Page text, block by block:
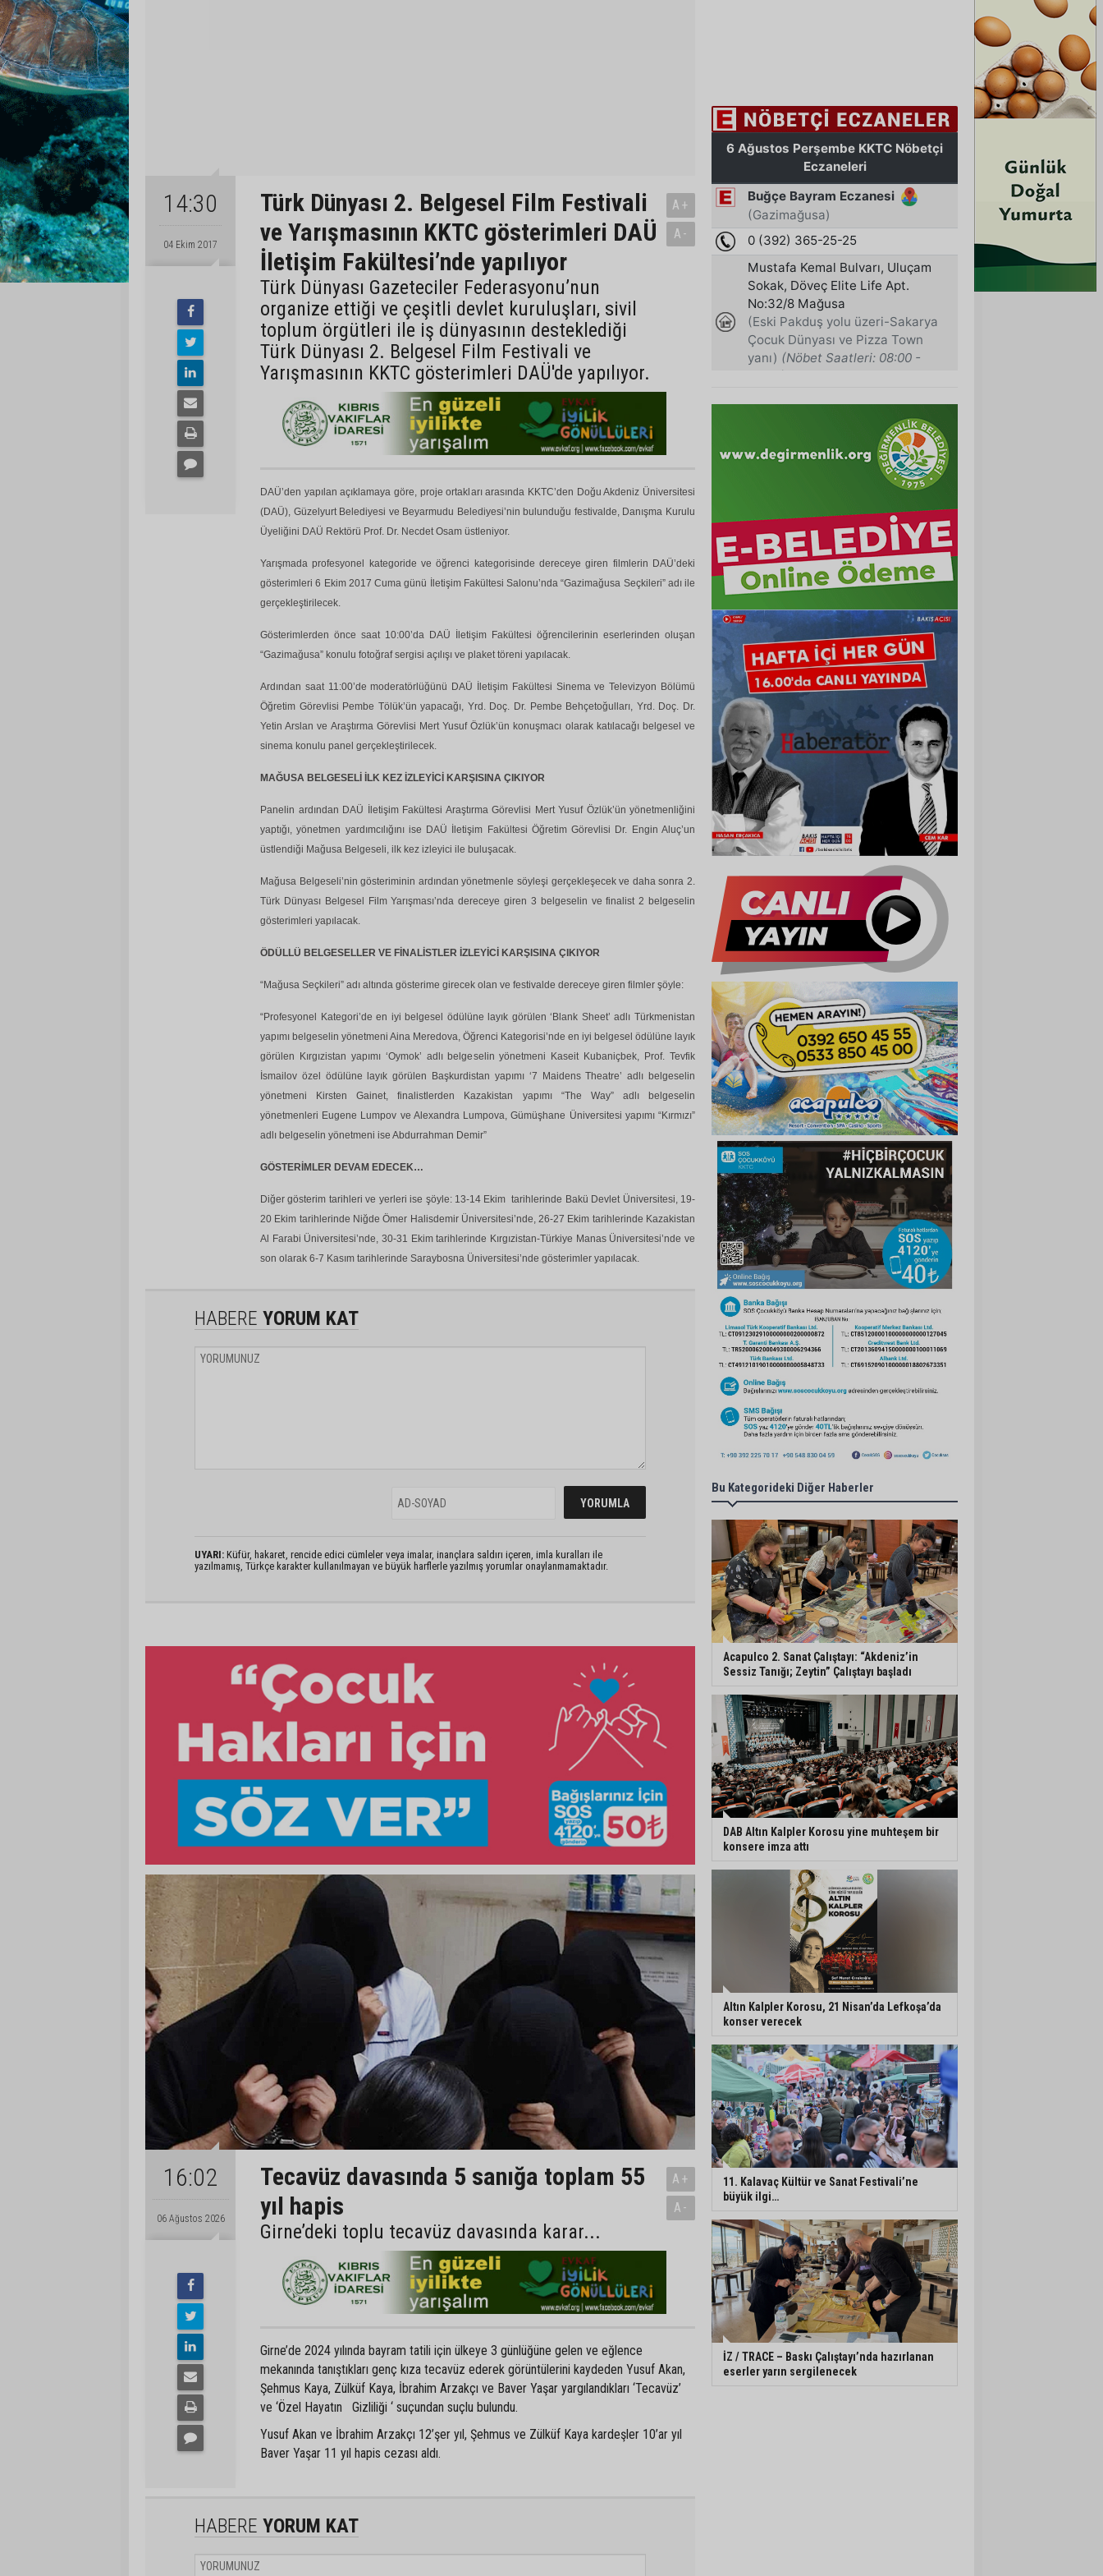
14:30
04 Ekim 2017
Türk Dünyası 2. Belgesel Film Festivali
ve Yarışmasının KKTC gösterimleri DAÜ
İletişim Fakültesi’nde yapılıyor
Türk Dünyası Gazeteciler Federasyonu’nun
organize ettiği ve çeşitli devlet kuruluşları, sivil
toplum örgütleri ile iş dünyasının desteklediği
Türk Dünyası 2. Belgesel Film Festivali ve
Yarışmasının KKTC gösterimleri DAÜ'de yapılıyor.
A+
A-
DAÜ’den yapılan açıklamaya göre, proje ortakları arasında KKTC’den Doğu Akdeniz Üniversitesi
(DAÜ), Güzelyurt Belediyesi ve Beyarmudu Belediyesi’nin bulunduğu festivalde, Danışma Kurulu
Üyeliğini DAÜ Rektörü Prof. Dr. Necdet Osam üstleniyor.
Yarışmada profesyonel kategoride ve öğrenci kategorisinde dereceye giren filmlerin DAÜ’deki
gösterimleri 6 Ekim 2017 Cuma günü İletişim Fakültesi Salonu’nda “Gazimağusa Seçkileri” adı ile
gerçekleştirilecek.
Gösterimlerden önce saat 10:00’da DAÜ İletişim Fakültesi öğrencilerinin eserlerinden oluşan
“Gazimağusa” konulu fotoğraf sergisi açılışı ve plaket töreni yapılacak.
Ardından saat 11:00’de moderatörlüğünü DAÜ İletişim Fakültesi Sinema ve Televizyon Bölümü
Öğretim Görevlisi Pembe Tölük’ün yapacağı, Yrd. Doç. Dr. Pembe Behçetoğulları, Yrd. Doç. Dr.
Yetin Arslan ve Araştırma Görevlisi Mert Yusuf Özlük’ün konuşmacı olarak katılacağı belgesel ve
sinema konulu panel gerçekleştirilecek.
MAĞUSA BELGESELİ İLK KEZ İZLEYİCİ KARŞISINA ÇIKIYOR
Panelin ardından DAÜ İletişim Fakültesi Araştırma Görevlisi Mert Yusuf Özlük’ün yönetmenliğini
yaptığı, yönetmen yardımcılığını ise DAÜ İletişim Fakültesi Öğretim Görevlisi Dr. Engin Aluç’un
üstlendiği Mağusa Belgeseli, ilk kez izleyici ile buluşacak.
Mağusa Belgeseli’nin gösteriminin ardından yönetmenle söyleşi gerçekleşecek ve daha sonra 2.
Türk Dünyası Belgesel Film Yarışması’nda dereceye giren 3 belgeselin ve finalist 2 belgeselin
gösterimleri yapılacak.
ÖDÜLLÜ BELGESELLER VE FİNALİSTLER İZLEYİCİ KARŞISINA ÇIKIYOR
“Mağusa Seçkileri” adı altında gösterime girecek olan ve festivalde dereceye giren filmler şöyle:
“Profesyonel Kategori’de en iyi belgesel ödülüne layık görülen ‘Blank Sheet’ adlı Türkmenistan
yapımı belgeselin yönetmeni Aina Meredova, Öğrenci Kategorisi’nde en iyi belgesel ödülüne layık
görülen Kırgızistan yapımı ‘Oymok’ adlı belgeselin yönetmeni Kaseit Kubaniçbek, Prof. Tevfik
İsmailov özel ödülüne layık görülen Başkurdistan yapımı ‘7 Maidens Theatre’ adlı belgeselin
yönetmeni Kirsten Gainet, finalistlerden Kazakistan yapımı “The Way” adlı belgeselin
yönetmenleri Eugene Lumpov ve Alexandra Lumpova, Gümüşhane Üniversitesi yapımı “Kırmızı”
adlı belgeselin yönetmeni ise Abdurrahman Demir”
GÖSTERİMLER DEVAM EDECEK…
Diğer gösterim tarihleri ve yerleri ise şöyle: 13-14 Ekim tarihlerinde Bakü Devlet Üniversitesi, 19-
20 Ekim tarihlerinde Niğde Ömer Halisdemir Üniversitesi’nde, 26-27 Ekim tarihlerinde Kazakistan
Al Farabi Üniversitesi’nde, 30-31 Ekim tarihlerinde Kırgızistan-Türkiye Manas Üniversitesi’nde ve
son olarak 6-7 Kasım tarihlerinde Saraybosna Üniversitesi’nde gösterimler yapılacak.
HABERE YORUM KAT
UYARI: Küfür, hakaret, rencide edici cümleler veya imalar, inançlara saldırı içeren, imla kuralları ile
yazılmamış, Türkçe karakter kullanılmayan ve büyük harflerle yazılmış yorumlar onaylanmamaktadır.
16:02
06 Ağustos 2026
Tecavüz davasında 5 sanığa toplam 55
yıl hapis
Girne’deki toplu tecavüz davasında karar...
A+
A-
Girne’de 2024 yılında bayram tatili için ülkeye 3 günlüğüne gelen ve eğlence
mekanında tanıştıkları genç kıza tecavüz ederek görüntülerini kaydeden Yusuf Akan,
Şehmus Kaya, Zülküf Kaya, İbrahim Arzakçı ve Baver Yaşar yargılandıkları ‘Tecavüz’
ve ‘Özel Hayatın Gizliliği ‘ suçundan suçlu bulundu.
Yusuf Akan ve İbrahim Arzakçı 12’şer yıl, Şehmus ve Zülküf Kaya kardeşler 10’ar yıl
Baver Yaşar 11 yıl hapis cezası aldı.
HABERE YORUM KAT
Bu Kategorideki Diğer Haberler
Acapulco 2. Sanat Çalıştayı: “Akdeniz’in
Sessiz Tanığı; Zeytin” Çalıştayı başladı
DAB Altın Kalpler Korosu yine muhteşem bir
konsere imza attı
Altın Kalpler Korosu, 21 Nisan’da Lefkoşa’da
konser verecek
11. Kalavaç Kültür ve Sanat Festivali’ne
büyük ilgi…
İZ / TRACE – Baskı Çalıştayı’nda hazırlanan
eserler yarın sergilenecek